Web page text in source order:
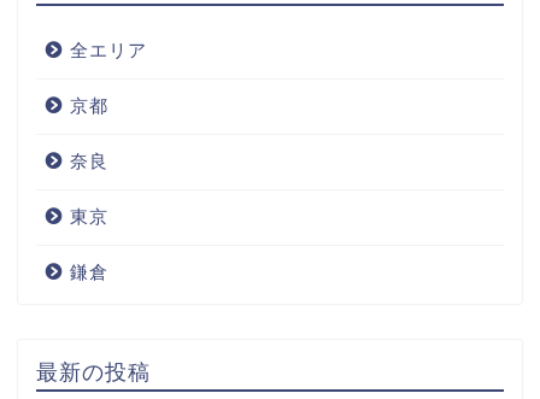
全エリア
京都
奈良
東京
鎌倉
最新の投稿